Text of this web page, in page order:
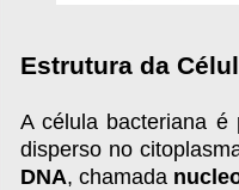
Estrutura da
A célula bacteriana é
disperso no
DNA, chamada